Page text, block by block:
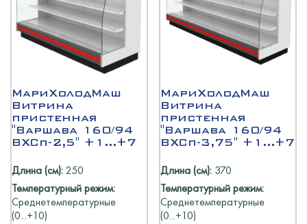
МариХолодМаш
Витрина
пристенная
"Варшава 160/94
ВХСп-2,5" +1...+7
Длина (см):250
Температурный режим:
Среднетемпературные
(0...+10)
МариХолодМаш
Витрина
пристенная
"Варшава 160/94
ВХСп-3,75" +1...+7
Длина (см): 370
Температурный режим:
Среднетемпературные
(0...+10)